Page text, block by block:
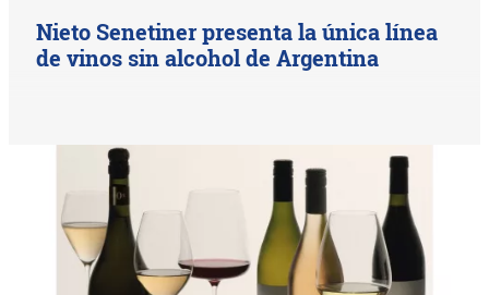
Nieto Senetiner presenta la única línea
de vinos sin alcohol de Argentina